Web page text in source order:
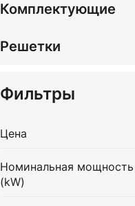
Комплектующие
Решетки
Фильтры
Цена
Номинальная мощность
(kW)